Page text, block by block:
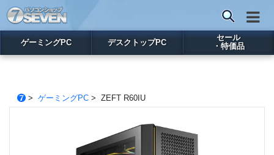
ゲーミングPC デスクトップPC
セール
・特価品
> ゲーミングPC> ZEFT R60IU